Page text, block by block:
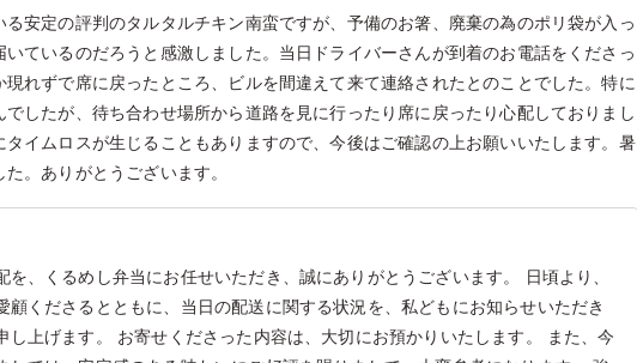
安定の評判のタルタルチキン南蛮ですが、予備のお箸、廃棄の為のポリ袋が入っ
いているのだろうと感激しました。当日ドライバーさんが到着のお電話をくださっ
現れずで席に戻ったところ、ビルを間違えて来て連絡されたとのことでした。特に
でしたが、待ち合わせ場所から道路を見に行ったり席に戻ったり心配しておりまし
タイムロスが生じることもありますので、今後はご確認の上お願いいたします。暑
。ありがとうございます。
を、くるめし弁当にお任せいただき、誠にありがとうございます。 日頃より、
顧くださるとともに、当日の配送に関する状況を、私どもにお知らせいただき
し上げます。 お寄せくださった内容は、大切にお預かりいたします。 また、今